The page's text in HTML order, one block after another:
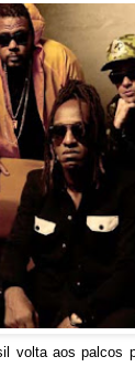
volta aos palcos